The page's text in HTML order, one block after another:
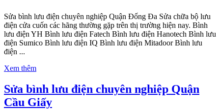
Sửa bình lưu điện chuyên nghiệp Quận Đống Đa Sửa chữa bộ lưu
điện cửa cuốn các hãng thường gặp trên thị trường hiện nay. Bình
lưu điện YH Bình lưu điện Fatech Bình lưu điện Hanotech Bình lưu
điện Sumico Bình lưu điện IQ Bình lưu điện Mitadoor Bình lưu
điện ...
Xem thêm
Sửa bình lưu điện chuyên nghiệp Quận
Cầu Giấy